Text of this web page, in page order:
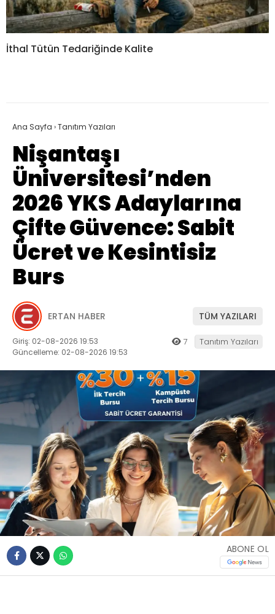
İthal Tütün Tedariğinde Kalite
Ana Sayfa ›Tanıtım Yazıları
Nişantaşı
Üniversitesi’nden
2026 YKS Adaylarına
Çifte Güvence: Sabit
Ücret ve Kesintisiz
Burs
ERTAN HABER TÜM YAZILARI
Giriş: 02-08-2026 19:53
Güncelleme: 02-08-2026 19:53
7 Tanıtım Yazıları
ABONE OL